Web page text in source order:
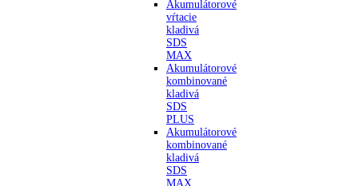
Akumulátorové
vŕtacie
kladivá
SDS
MAX
Akumulátorové
kombinované
kladivá
SDS
PLUS
Akumulátorové
kombinované
kladivá
SDS
MAX